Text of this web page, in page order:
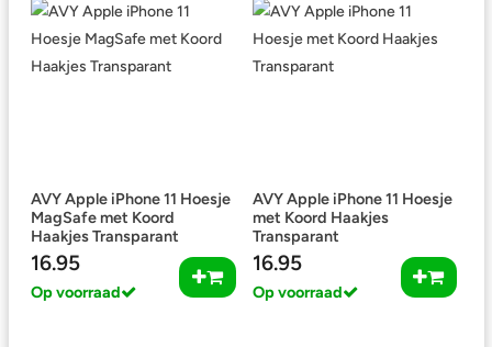
AVY Apple iPhone 11 Hoesje
MagSafe met Koord
Haakjes Transparant
16.95
Op voorraad
AVY Apple iPhone 11 Hoesje
met Koord Haakjes
Transparant
16.95
Op voorraad